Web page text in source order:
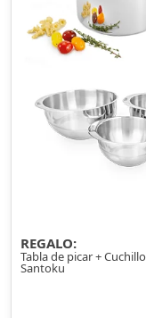
REGALO:
Tabla de picar + Cuchillo
Santoku